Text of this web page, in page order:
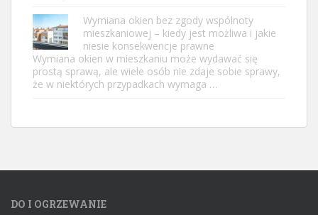
Wymiana okien bez zgody wspólnoty
mieszkaniowej – kiedy jest możliwa i jakie
niesie konsekwencje prawne
Wymiana okien w mieszkaniu może wydawać się
prostą sprawą, ale wiele osób nie zdaje sobie sprawy,
że w niektórych przypadkach wymaga …
DO I OGRZEWANIE